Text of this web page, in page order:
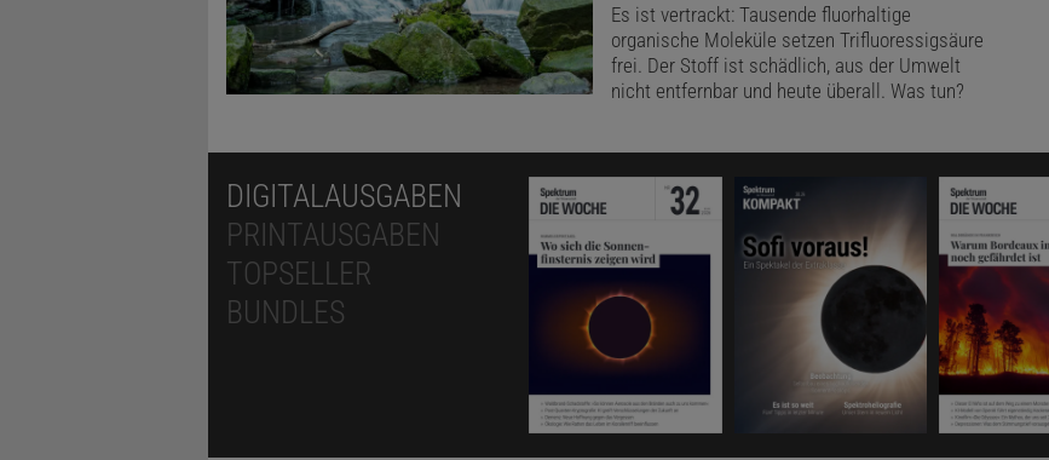
Es ist vertrackt: Tausende fluorhaltige
organische Moleküle setzen Trifluoressigsäure
frei. Der Stoff ist schädlich, aus der Umwelt
nicht entfernbar und heute überall. Was tun?
DIGITALAUSGABEN
PRINTAUSGABEN
TOPSELLER
BUNDLES